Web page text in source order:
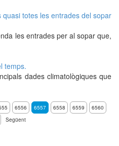
quasi totes les entrades del sopar
les entrades per al sopar que,
temps.
dades climatològiques que
6556 6557 6558 6559
6560
Següent